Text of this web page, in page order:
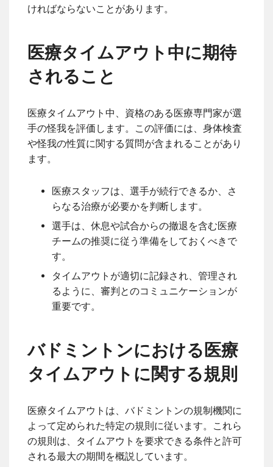
ければならないことがあります。
医療タイムアウト中に期待
されること
医療タイムアウト中、資格のある医療専門家が選
手の怪我を評価します。この評価には、身体検査
や怪我の性質に関する質問が含まれることがあり
ます。
医療スタッフは、選手が続行できるか、さ
らなる治療が必要かを判断します。
選手は、休息や試合からの撤退を含む医療
チームの推奨に従う準備をしておくべきで
す。
タイムアウトが適切に記録され、管理され
るように、審判とのコミュニケーションが
重要です。
バドミントンにおける医療
タイムアウトに関する規則
医療タイムアウトは、バドミントンの規制機関に
よって定められた特定の規則に従います。これら
の規則は、タイムアウトを要求できる条件と許可
される最大の期間を概説しています。